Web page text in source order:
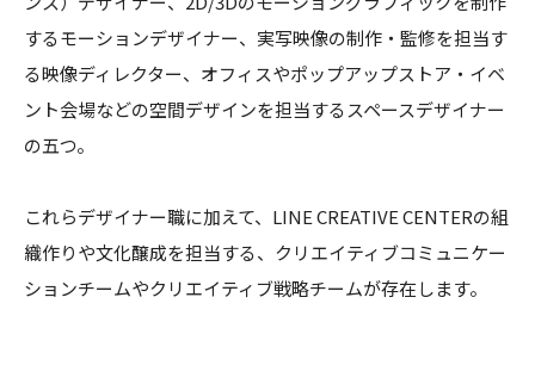
するモーションデザイナー、実写映像の制作・監修を担当す
る映像ディレクター、オフィスやポップアップストア・イベ
ント会場などの空間デザインを担当するスペースデザイナー
の五つ。
これらデザイナー職に加えて、LINE CREATIVE CENTERの組
織作りや文化醸成を担当する、クリエイティブコミュニケー
ションチームやクリエイティブ戦略チームが存在します。